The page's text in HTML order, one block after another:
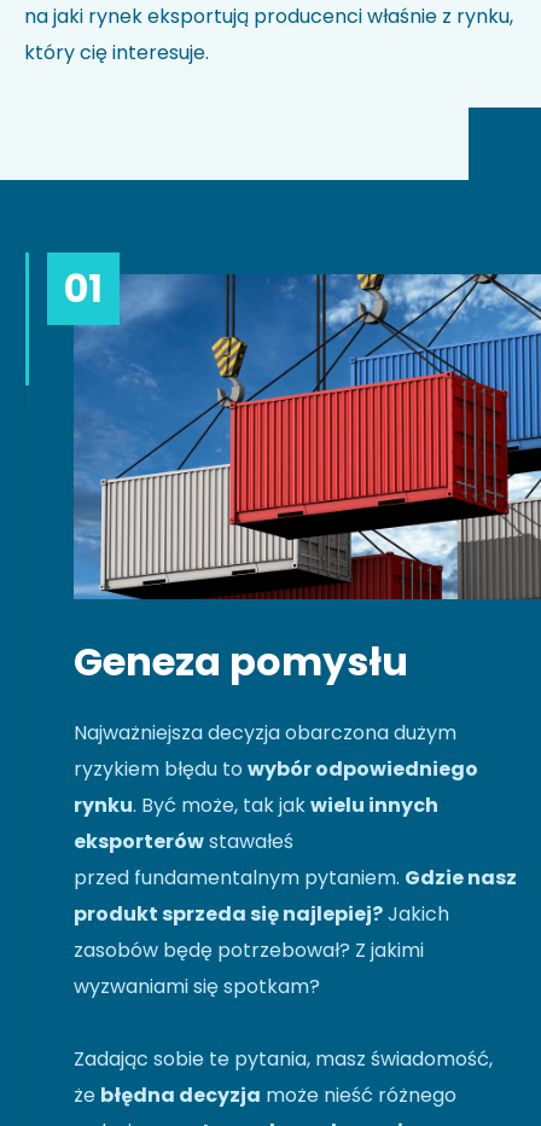
na jaki rynek eksportują producenci właśnie z rynku,
który cię interesuje.
01
Geneza pomysłu
Najważniejsza decyzja obarczona dużym
ryzykiem błędu to wybór odpowiedniego
rynku. Być może, tak jakwielu innych
eksporterówstawałeś
przed fundamentalnym pytaniem. Gdzie nasz
produkt sprzeda się najlepiej?Jakich
zasobów będę potrzebował? Z jakimi
wyzwaniami się spotkam?
Zadając sobie te pytania, masz świadomość,
że błędna decyzja może nieść różnego